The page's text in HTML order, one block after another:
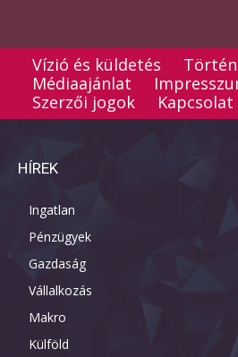
Vízió és küldetés
Médiaajánlat
Szerzői jogok
Kapcsolat
HÍREK
Ingatlan
Pénzügyek
Gazdaság
Vállalkozás
Makro
Külföld